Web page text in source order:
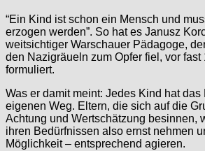
“Ein Kind ist schon ein Mensch und
erzogen werden”. So hat es Janusz
weitsichtiger Warschauer Pädagoge,
den Nazigräueln zum Opfer fiel, vor fast
formuliert.
Was er damit meint: Jedes Kind hat das
eigenen Weg. Eltern, die sich auf die
Achtung und Wertschätzung besinnen,
ihren Bedürfnissen also ernst nehmen
Möglichkeit – entsprechend agieren.